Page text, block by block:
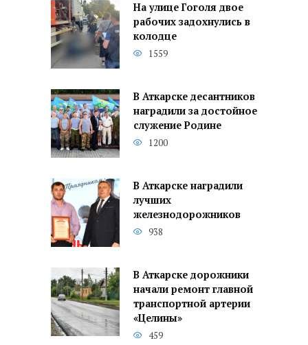
На улице Гоголя двое
рабочих задохнулись в
колодце
1559
В Аткарске десантников
наградили за достойное
служение Родине
1200
В Аткарске наградили
лучших
железнодорожников
938
В Аткарске дорожники
начали ремонт главной
транспортной артерии
«Целины»
459